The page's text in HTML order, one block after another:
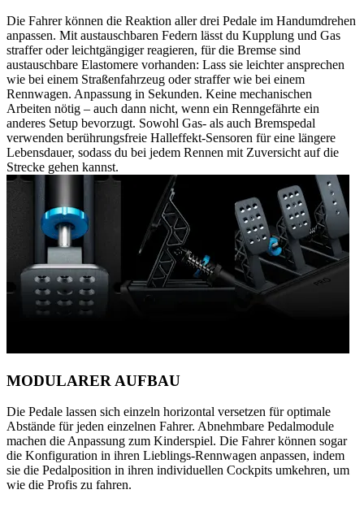
Die Fahrer können die Reaktion aller drei Pedale im Handumdrehen
anpassen. Mit austauschbaren Federn lässt du Kupplung und Gas
straffer oder leichtgängiger reagieren, für die Bremse sind
austauschbare Elastomere vorhanden: Lass sie leichter ansprechen
wie bei einem Straßenfahrzeug oder straffer wie bei einem
Rennwagen. Anpassung in Sekunden. Keine mechanischen
Arbeiten nötig – auch dann nicht, wenn ein Renngefährte ein
anderes Setup bevorzugt. Sowohl Gas- als auch Bremspedal
verwenden berührungsfreie Halleffekt-Sensoren für eine längere
Lebensdauer, sodass du bei jedem Rennen mit Zuversicht auf die
Strecke gehen kannst.
MODULARER AUFBAU
Die Pedale lassen sich einzeln horizontal versetzen für optimale
Abstände für jeden einzelnen Fahrer. Abnehmbare Pedalmodule
machen die Anpassung zum Kinderspiel. Die Fahrer können sogar
die Konfiguration in ihren Lieblings-Rennwagen anpassen, indem
sie die Pedalposition in ihren individuellen Cockpits umkehren, um
wie die Profis zu fahren.